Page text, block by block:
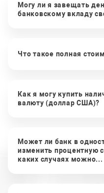
Могу ли я завещать
банковскому вкладу
Что такое полная
Как я могу купить
валюту (доллар США)?
Может ли банк в
изменить процентную
каких случаях можно...